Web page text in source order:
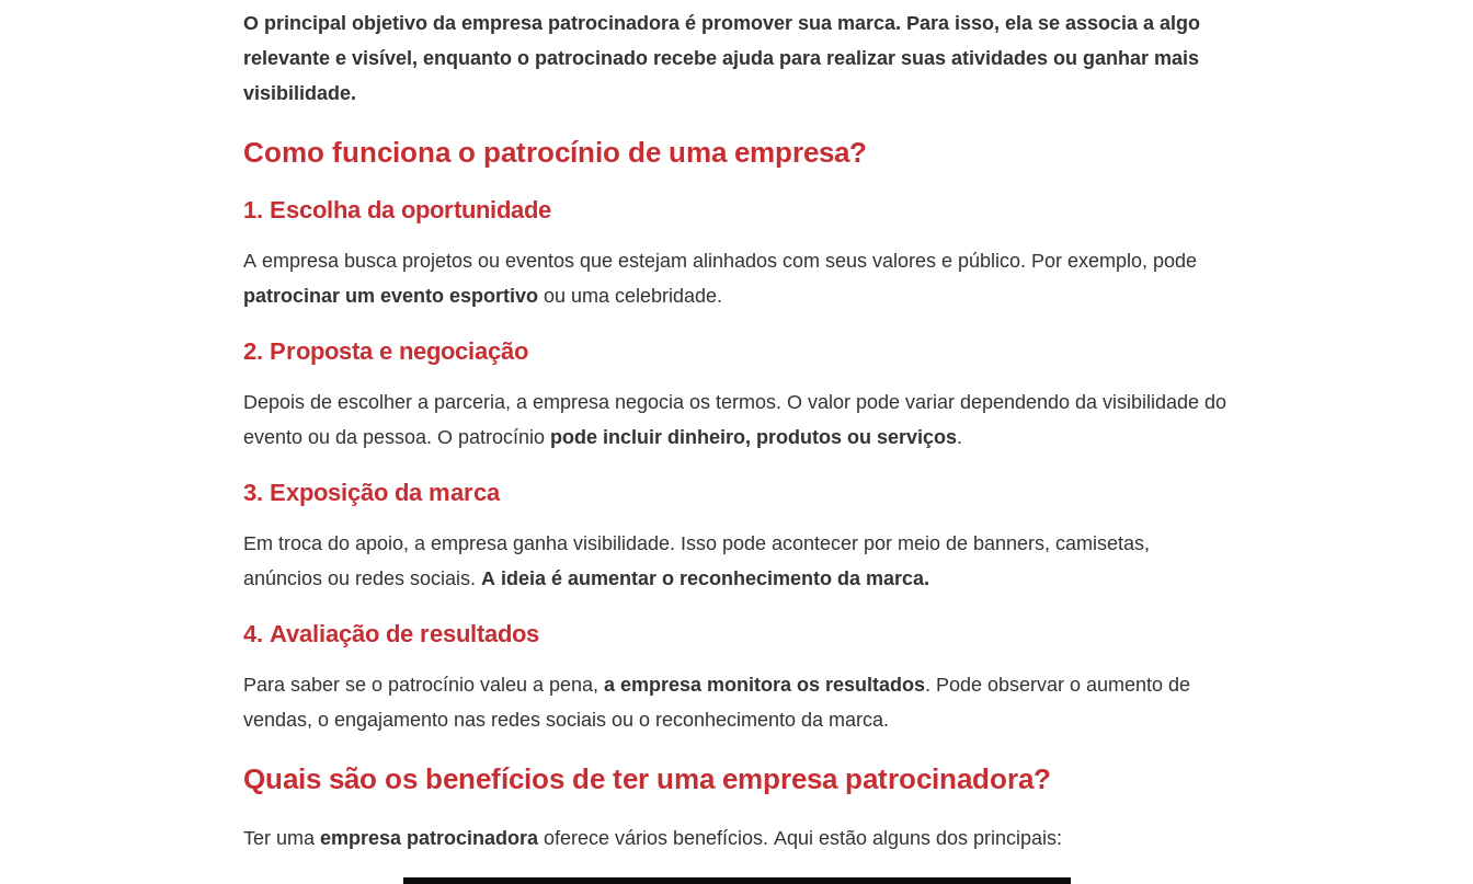
O principal objetivo da empresa patrocinadora é promover sua marca. Para isso, ela se associa a algo
relevante e visível, enquanto o patrocinado recebe ajuda para realizar suas atividades ou ganhar mais
visibilidade.
Como funciona o patrocínio de uma empresa?
1. Escolha da oportunidade
A empresa busca projetos ou eventos que estejam alinhados com seus valores e público. Por exemplo, pode
patrocinar um evento esportivo ou uma celebridade.
2. Proposta e negociação
Depois de escolher a parceria, a empresa negocia os termos. O valor pode variar dependendo da visibilidade do
evento ou da pessoa. O patrocínio pode incluir dinheiro, produtos ou serviços.
3. Exposição da marca
Em troca do apoio, a empresa ganha visibilidade. Isso pode acontecer por meio de banners, camisetas,
anúncios ou redes sociais. A ideia é aumentar o reconhecimento da marca.
4. Avaliação de resultados
Para saber se o patrocínio valeu a pena, a empresa monitora os resultados. Pode observar o aumento de
vendas, o engajamento nas redes sociais ou o reconhecimento da marca.
Quais são os benefícios de ter uma empresa patrocinadora?
Ter uma empresa patrocinadora oferece vários benefícios. Aqui estão alguns dos principais: